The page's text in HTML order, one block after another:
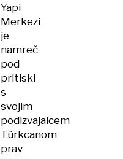
Yapi
Merkezi
je
namreč
pod
pritiski
s
svojim
podizvajalcem
Türkcanom
prav